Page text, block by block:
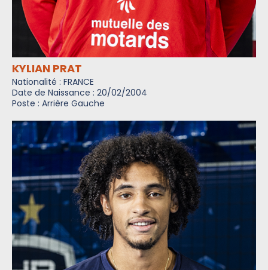
KYLIAN PRAT
Nationalité : FRANCE
Date de Naissance : 20/02/2004
Poste : Arrière Gauche